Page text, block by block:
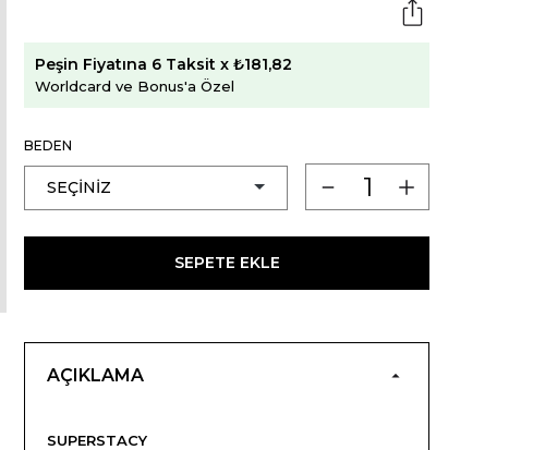
Peşin Fiyatına 6 Taksit x ₺181,82
Worldcard ve Bonus'a Özel
BEDEN
SEPETE EKLE
AÇIKLAMA
SUPERSTACY